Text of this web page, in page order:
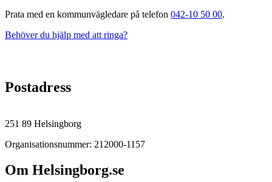
Prata med en kommunvägledare på telefon 042-10 50 00.
Behöver du hjälp med att ringa?
Postadress
251 89 Helsingborg
Organisationsnummer: 212000-1157
Om Helsingborg.se